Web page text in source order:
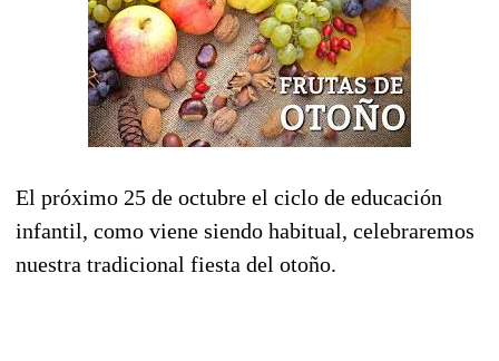
El próximo 25 de octubre el ciclo de educación
infantil, como viene siendo habitual, celebraremos
nuestra tradicional fiesta del otoño.